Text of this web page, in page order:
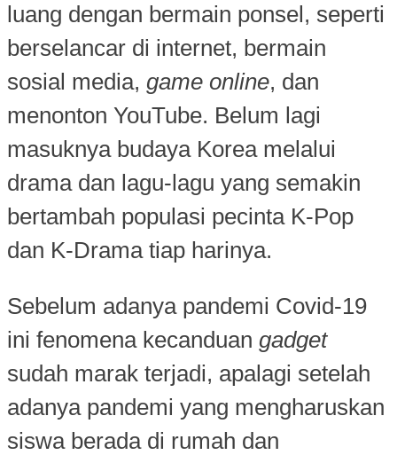
luang dengan bermain ponsel, seperti
berselancar di internet, bermain
sosial media, game online, dan
menonton YouTube. Belum lagi
masuknya budaya Korea melalui
drama dan lagu-lagu yang semakin
bertambah populasi pecinta K-Pop
dan K-Drama tiap harinya.
Sebelum adanya pandemi Covid-19
ini fenomena kecanduan gadget
sudah marak terjadi, apalagi setelah
adanya pandemi yang mengharuskan
siswa berada di rumah dan